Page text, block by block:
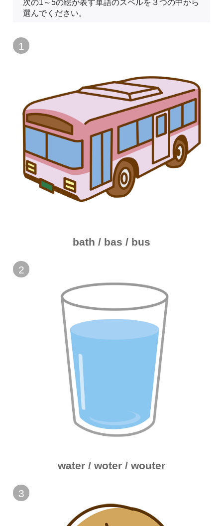
次の1～5の絵が表す単語のスペルを３つの中から
選んでください。
1
bath / bas / bus
2
water / woter / wouter
3